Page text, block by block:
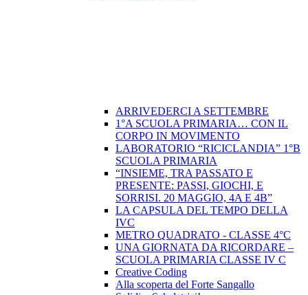
ARRIVEDERCI A SETTEMBRE
1°A SCUOLA PRIMARIA… CON IL
CORPO IN MOVIMENTO
LABORATORIO “RICICLANDIA” 1°B
SCUOLA PRIMARIA
“INSIEME, TRA PASSATO E
PRESENTE: PASSI, GIOCHI, E
SORRISI. 20 MAGGIO, 4A E 4B”
LA CAPSULA DEL TEMPO DELLA
IVC
METRO QUADRATO - CLASSE 4°C
UNA GIORNATA DA RICORDARE –
SCUOLA PRIMARIA CLASSE IV C
Creative Coding
Alla scoperta del Forte Sangallo